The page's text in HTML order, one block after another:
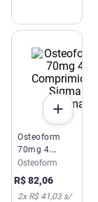
Osteoform
70mg 4
Comprimidos
Sigma
Pharma
Osteoform
R$82,06
2x R$ 41,03s/